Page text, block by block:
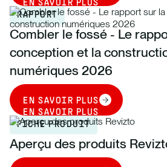
EN SAVOIR PLUS
RAPPORT
Combler le fossé - Le
conception et la
numériques 2026
EN SAVOIR PLUS
EN SAVOIR PLUS
FICHE PRODUIT
Aperçu des produits